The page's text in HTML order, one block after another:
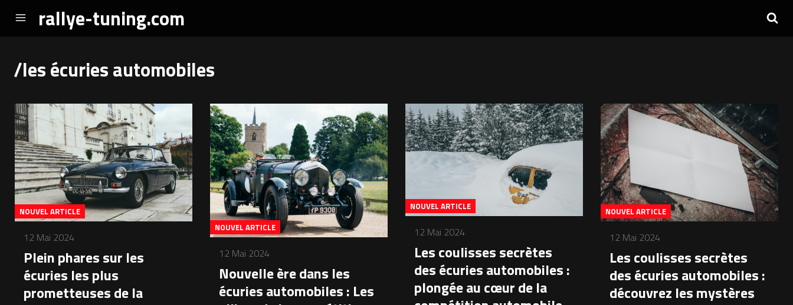
rallye-tuning.com
/les écuries automobiles
NOUVEL ARTICLE
12 Mai 2024
Plein phares sur les
écuries les plus
prometteuses de la
NOUVEL ARTICLE
12 Mai 2024
Nouvelle ère dans les
écuries automobiles : Les
NOUVEL ARTICLE
12 Mai 2024
Les coulisses secrètes
des écuries automobiles :
plongée au cœur de la
NOUVEL ARTICLE
12 Mai 2024
Les coulisses secrètes
des écuries automobiles :
découvrez les mystères